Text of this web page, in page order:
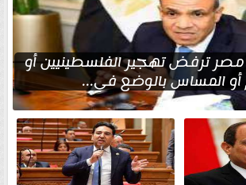
مصر ترفض تهجير الفلسطينيين أو
أو المساس بالوضع في...